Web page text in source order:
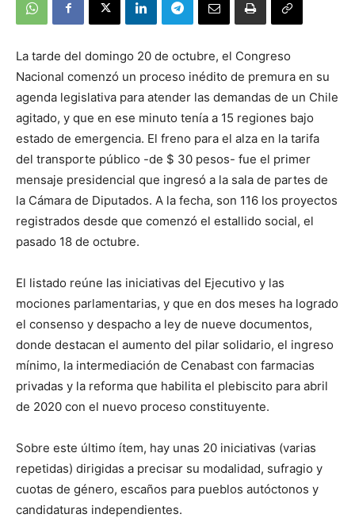
La tarde del domingo 20 de octubre, el Congreso
Nacional comenzó un proceso inédito de premura en su
agenda legislativa para atender las demandas de un Chile
agitado, y que en ese minuto tenía a 15 regiones bajo
estado de emergencia. El freno para el alza en la tarifa
del transporte público -de $ 30 pesos- fue el primer
mensaje presidencial que ingresó a la sala de partes de
la Cámara de Diputados. A la fecha, son 116 los proyectos
registrados desde que comenzó el estallido social, el
pasado 18 de octubre.
El listado reúne las iniciativas del Ejecutivo y las
mociones parlamentarias, y que en dos meses ha logrado
el consenso y despacho a ley de nueve documentos,
donde destacan el aumento del pilar solidario, el ingreso
mínimo, la intermediación de Cenabast con farmacias
privadas y la reforma que habilita el plebiscito para abril
de 2020 con el nuevo proceso constituyente.
Sobre este último ítem, hay unas 20 iniciativas (varias
repetidas) dirigidas a precisar su modalidad, sufragio y
cuotas de género, escaños para pueblos autóctonos y
candidaturas independientes.